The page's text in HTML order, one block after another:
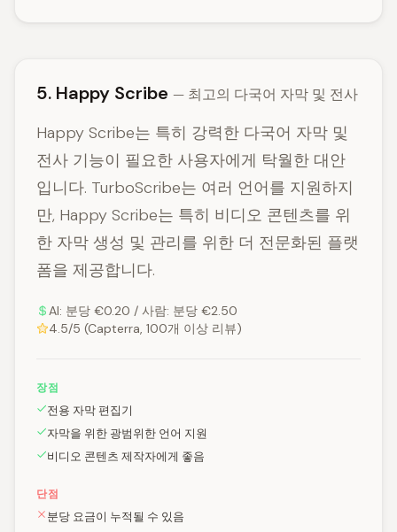
5. Happy Scribe — 최고의 다국어 자막 및 전사
Happy Scribe는 특히 강력한 다국어 자막 및
전사 기능이 필요한 사용자에게 탁월한 대안
입니다. TurboScribe는 여러 언어를 지원하지
만, Happy Scribe는 특히 비디오 콘텐츠를 위
한 자막 생성 및 관리를 위한 더 전문화된 플랫
폼을 제공합니다.
AI: 분당 €0.20 / 사람: 분당 €2.50
4.5/5 (Capterra, 100개 이상 리뷰)
장점
전용 자막 편집기
자막을 위한 광범위한 언어 지원
비디오 콘텐츠 제작자에게 좋음
단점
분당 요금이 누적될 수 있음